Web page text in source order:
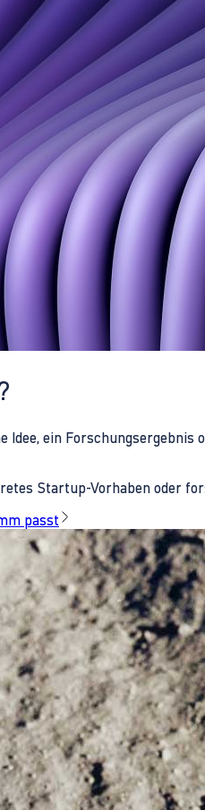
Idee, ein
Startup-Vorhaben oder
passt